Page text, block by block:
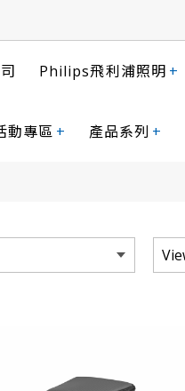
Philips飛利浦照明 +
動專區 + 產品系列 +